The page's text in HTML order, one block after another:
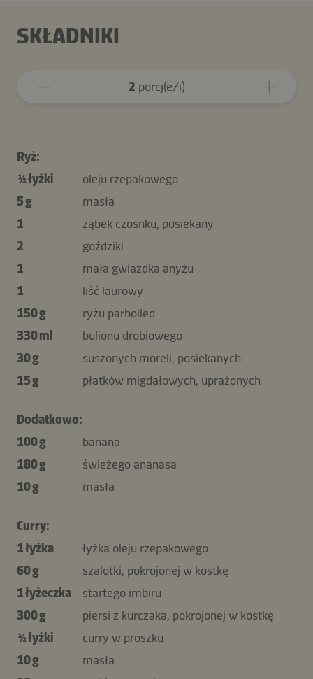
SKŁADNIKI
2 porcj(e/i)
Ryż:
½ łyżki
oleju rzepakowego
5 g
masła
1
ząbek czosnku, posiekany
2
goździki
1
mała gwiazdka anyżu
1
liść laurowy
150 g
ryżu parboiled
330 ml
bulionu drobiowego
30 g
suszonych moreli, posiekanych
15 g
płatków migdałowych, uprażonych
Dodatkowo:
100 g
banana
180 g
świeżego ananasa
10 g
masła
Curry:
1 łyżka
łyżka oleju rzepakowego
60 g
szalotki, pokrojonej w kostkę
1 łyżeczka
startego imbiru
300 g
piersi z kurczaka, pokrojonej w kostkę
½ łyżki
curry w proszku
10 g
masła